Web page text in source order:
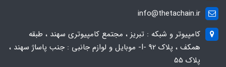
info@thetachain.ir
کامپیوتر و شبکه : تبریز ، مجتمع کامپیوتری سهند ، طبقه
همکف ، پلاک 92 -I- موبایل و لوازم جانبی : جنب پاساژ سهند ،
پلاک 55